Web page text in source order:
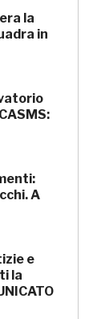
la
in
A
e
la